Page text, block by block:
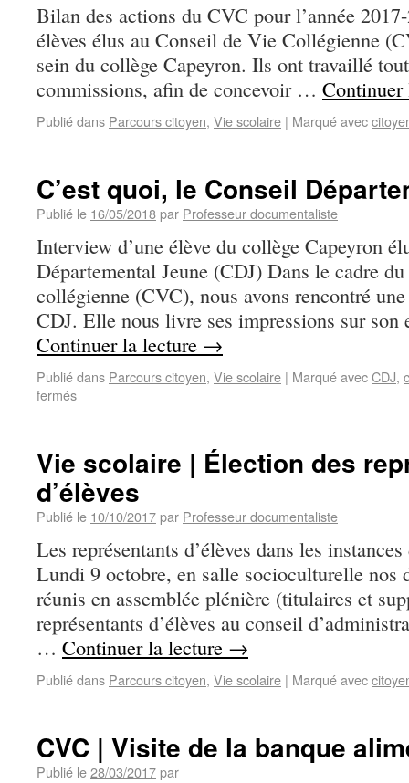
Bilan des actions du CVC pour l’année
élèves élus au Conseil de Vie Collégienne
sein du collège Capeyron. Ils ont travaillé
commissions, afin de concevoir …
Publié dans Parcours citoyen, Vie scolaire | Marqué avec
C’est quoi, le Conseil
Publié le 16/05/2018par Professeur documentaliste
Interview d’une élève du collège Capeyron
Départemental Jeune (CDJ) Dans le cadre
collégienne (CVC), nous avons rencontré
CDJ. Elle nous livre ses impressions sur
Continuer la lecture →
Publié dans Parcours citoyen, Vie scolaire | Marqué avecCDJ,
fermés
Vie scolaire | Élection des
d’élèves
Publié le 10/10/2017par Professeur documentaliste
Les représentants d’élèves dans les
Lundi 9 octobre, en salle socioculturelle nos
réunis en assemblée plénière (titulaires et
représentants d’élèves au conseil
… Continuer la lecture →
Publié dans Parcours citoyen, Vie scolaire | Marqué avec
CVC | Visite de la banque
Publié le28/03/2017par